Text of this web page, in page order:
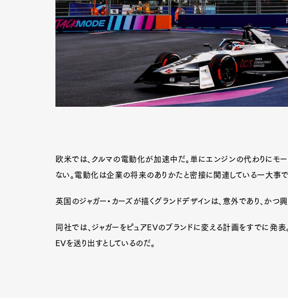
欧米では、クルマの電動化が加速中だ。単にエンジンの代わりにモ
ない。電動化は企業の将来のありかたと密接に関連している一大事で
英国のジャガー・カーズが描くグランドデザインは、意外であり、かつ
同社では、ジャガーをピュアEVのブランドに変える計画をすでに発表
EVを送り出すとしているのだ。